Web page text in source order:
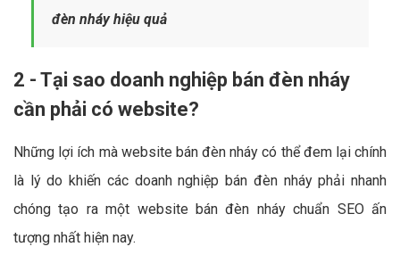
đèn nháy hiệu quả
2 - Tại sao doanh nghiệp bán đèn nháy
cần phải có website?
Những lợi ích mà website bán đèn nháy có thể đem lại chính
là lý do khiến các doanh nghiệp bán đèn nháy phải nhanh
chóng tạo ra một website bán đèn nháy chuẩn SEO ấn
tượng nhất hiện nay.